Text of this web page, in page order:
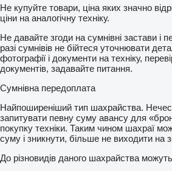
Не купуйте товари, ціна яких значно
ціни на аналогічну техніку.
Не давайте згоди на сумнівні застави і
разі сумнівів не бійтеся уточнювати
фотографії і документи на техніку,
документів, задавайте питання.
Сумнівна передоплата
Найпоширеніший тип шахрайства.
запитувати певну суму авансу для
покупку техніки. Таким чином шахраї
суму і зникнути, більше не виходити на
До різновидів даного шахрайства